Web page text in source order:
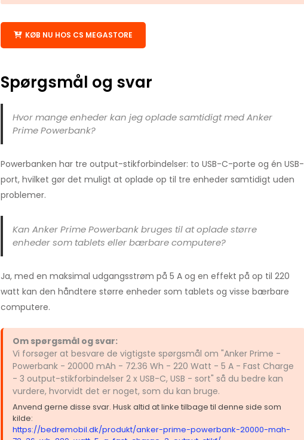
KØB NU HOS CS MEGASTORE
Spørgsmål og svar
Hvor mange enheder kan jeg oplade samtidigt med Anker
Prime Powerbank?
Powerbanken har tre output-stikforbindelser: to USB-C-porte og én USB-
port, hvilket gør det muligt at oplade op til tre enheder samtidigt uden
problemer.
Kan Anker Prime Powerbank bruges til at oplade større
enheder som tablets eller bærbare computere?
Ja, med en maksimal udgangsstrøm på 5 A og en effekt på op til 220
watt kan den håndtere større enheder som tablets og visse bærbare
computere.
Om spørgsmål og svar:
Vi forsøger at besvare de vigtigste spørgsmål om "Anker Prime -
Powerbank - 20000 mAh - 72.36 Wh - 220 Watt - 5 A - Fast Charge
- 3 output-stikforbindelser 2 x USB-C, USB - sort" så du bedre kan
vurdere, hvorvidt det er noget, som du kan bruge.
Anvend gerne disse svar. Husk altid at linke tilbage til denne side som
kilde:
https://bedremobil.dk/produkt/anker-prime-powerbank-20000-mah-